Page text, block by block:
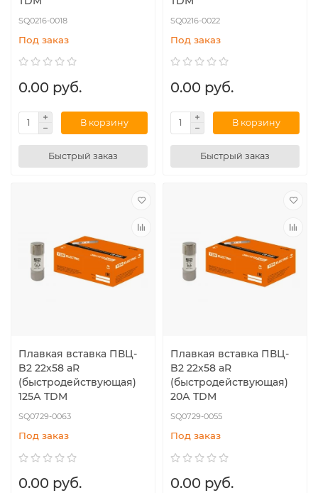
SQ0216-0018
Под заказ
0.00 руб.
В корзину
Быстрый заказ
SQ0216-0022
Под заказ
0.00 руб.
В корзину
Быстрый заказ
Плавкая вставка ПВЦ-
B2 22х58 aR
(быстродействующая)
125А TDM
SQ0729-0063
Под заказ
0.00 руб.
Плавкая вставка ПВЦ-
B2 22х58 aR
(быстродействующая)
20А TDM
SQ0729-0055
Под заказ
0.00 руб.